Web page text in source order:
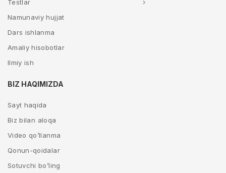
Testlar
Namunaviy hujjat
Dars ishlanma
Amaliy hisobotlar
Ilmiy ish
BIZ HAQIMIZDA
Sayt haqida
Biz bilan aloqa
Video qo’llanma
Qonun-qoidalar
Sotuvchi bo’ling